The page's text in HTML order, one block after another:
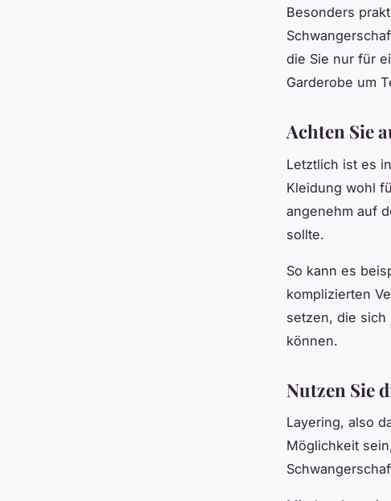
Besonders
die Sie nur für
Garderobe um
Achten Sie
Letztlich ist es
Kleidung wohl
angenehm auf
sollte.
So kann es
komplizierten
setzen, die
können.
Nutzen Sie
Layering, also
Möglichkeit